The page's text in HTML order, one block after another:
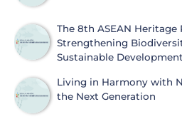
The 8th ASEAN Heritage
Strengthening
Sustainable Development
Living in Harmony with
the Next Generation